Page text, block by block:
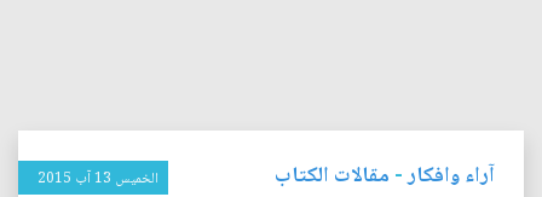
آراء وافكار- مقالات الكتاب الخميس 13 آب 2015